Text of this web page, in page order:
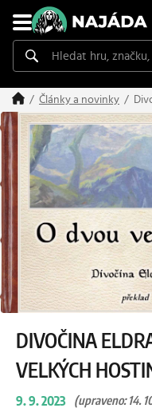
Články a novinky
DIVOČINA
VELKÝCH
9. 9. 2023 (upraveno: 14.